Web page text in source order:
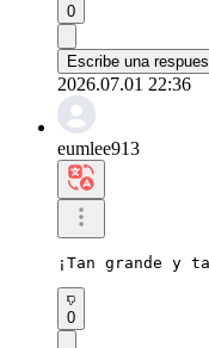
0
Escribe una
2026.07.01 22:36
eumlee913
¡Tan grande
0